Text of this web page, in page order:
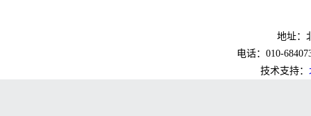
地址：
电话：010-
技术支持：